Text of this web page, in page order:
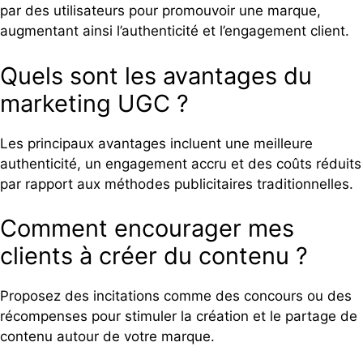
par des utilisateurs pour promouvoir une marque,
augmentant ainsi l’authenticité et l’engagement client.
Quels sont les avantages du
marketing UGC ?
Les principaux avantages incluent une meilleure
authenticité, un engagement accru et des coûts réduits
par rapport aux méthodes publicitaires traditionnelles.
Comment encourager mes
clients à créer du contenu ?
Proposez des incitations comme des concours ou des
récompenses pour stimuler la création et le partage de
contenu autour de votre marque.